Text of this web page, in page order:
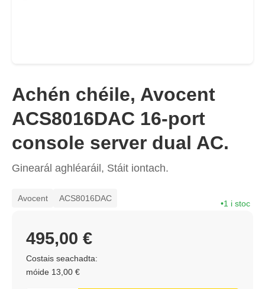
Achén chéile, Avocent
ACS8016DAC 16-port
console server dual AC.
Ginearál aghléaráil, Stáit iontach.
Avocent ACS8016DAC
1 i stoc
Costais seachadta:
móide 13,00 €
495,00 €